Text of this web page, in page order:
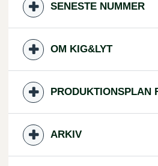
SENESTE NUMMER
OM KIG&LYT
PRODUKTIONSPLAN
ARKIV